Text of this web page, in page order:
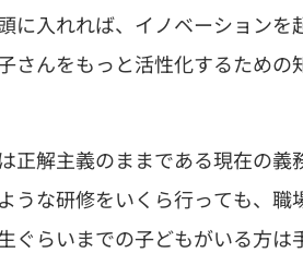
に入れれば、イノベーション
さんをもっと活性化するため
正解主義のままである現在の
うな研修をいくら行っても、
ぐらいまでの子どもがいる方